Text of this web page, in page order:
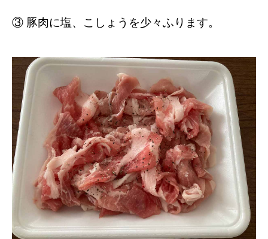
③ 豚肉に塩、こしょうを少々ふります。